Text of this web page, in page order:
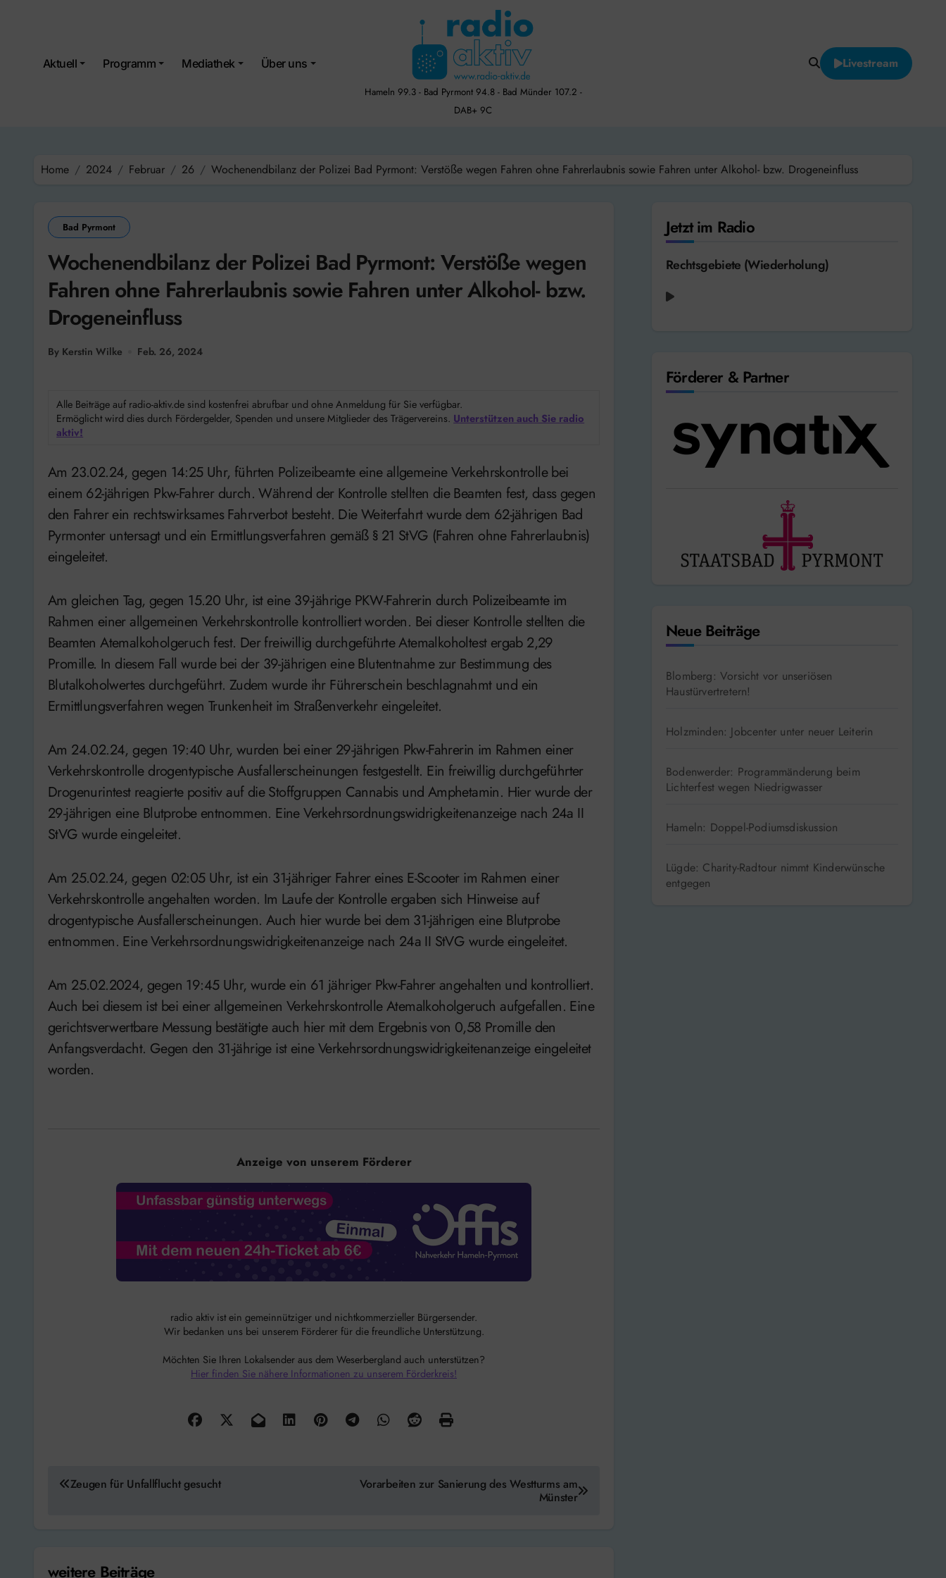
Aktuell Programm Mediathek Über uns
Hameln 99.3 - Bad Pyrmont 94.8 - Bad Münder 107.2 -
DAB+ 9C
Livestream
Home 2024 Februar 26 Wochenendbilanz der Polizei Bad Pyrmont: Verstöße wegen Fahren ohne Fahrerlaubnis sowie Fahren unter Alkohol- bzw. Drogeneinfluss
Bad Pyrmont
Wochenendbilanz der Polizei Bad Pyrmont: Verstöße wegen
Fahren ohne Fahrerlaubnis sowie Fahren unter Alkohol- bzw.
Drogeneinfluss
By Kerstin Wilke Feb. 26, 2024
Alle Beiträge auf radio-aktiv.de sind kostenfrei abrufbar und ohne Anmeldung für Sie verfügbar.
Ermöglicht wird dies durch Fördergelder, Spenden und unsere Mitglieder des Trägervereins. Unterstützen auch Sie radio
aktiv!
Am 23.02.24, gegen 14:25 Uhr, führten Polizeibeamte eine allgemeine Verkehrskontrolle bei
einem 62-jährigen Pkw-Fahrer durch. Während der Kontrolle stellten die Beamten fest, dass gegen
den Fahrer ein rechtswirksames Fahrverbot besteht. Die Weiterfahrt wurde dem 62-jährigen Bad
Pyrmonter untersagt und ein Ermittlungsverfahren gemäß § 21 StVG (Fahren ohne Fahrerlaubnis)
eingeleitet.
Am gleichen Tag, gegen 15.20 Uhr, ist eine 39-jährige PKW-Fahrerin durch Polizeibeamte im
Rahmen einer allgemeinen Verkehrskontrolle kontrolliert worden. Bei dieser Kontrolle stellten die
Beamten Atemalkoholgeruch fest. Der freiwillig durchgeführte Atemalkoholtest ergab 2,29
Promille. In diesem Fall wurde bei der 39-jährigen eine Blutentnahme zur Bestimmung des
Blutalkoholwertes durchgeführt. Zudem wurde ihr Führerschein beschlagnahmt und ein
Ermittlungsverfahren wegen Trunkenheit im Straßenverkehr eingeleitet.
Am 24.02.24, gegen 19:40 Uhr, wurden bei einer 29-jährigen Pkw-Fahrerin im Rahmen einer
Verkehrskontrolle drogentypische Ausfallerscheinungen festgestellt. Ein freiwillig durchgeführter
Drogenurintest reagierte positiv auf die Stoffgruppen Cannabis und Amphetamin. Hier wurde der
29-jährigen eine Blutprobe entnommen. Eine Verkehrsordnungswidrigkeitenanzeige nach 24a II
StVG wurde eingeleitet.
Am 25.02.24, gegen 02:05 Uhr, ist ein 31-jähriger Fahrer eines E-Scooter im Rahmen einer
Verkehrskontrolle angehalten worden. Im Laufe der Kontrolle ergaben sich Hinweise auf
drogentypische Ausfallerscheinungen. Auch hier wurde bei dem 31-jährigen eine Blutprobe
entnommen. Eine Verkehrsordnungswidrigkeitenanzeige nach 24a II StVG wurde eingeleitet.
Am 25.02.2024, gegen 19:45 Uhr, wurde ein 61 jähriger Pkw-Fahrer angehalten und kontrolliert.
Auch bei diesem ist bei einer allgemeinen Verkehrskontrolle Atemalkoholgeruch aufgefallen. Eine
gerichtsverwertbare Messung bestätigte auch hier mit dem Ergebnis von 0,58 Promille den
Anfangsverdacht. Gegen den 31-jährige ist eine Verkehrsordnungswidrigkeitenanzeige eingeleitet
worden.
Anzeige von unserem Förderer
radio aktiv ist ein gemeinnütziger und nichtkommerzieller Bürgersender.
Wir bedanken uns bei unserem Förderer für die freundliche Unterstützung.
Möchten Sie Ihren Lokalsender aus dem Weserbergland auch unterstützen?
Hier finden Sie nähere Informationen zu unserem Förderkreis!
Beitragsnavigation
Zeugen für Unfallflucht gesucht
Vorarbeiten zur Sanierung des Westturms am
Münster
weitere Beiträge
Jetzt im Radio
Rechtsgebiete (Wiederholung)
Förderer & Partner
Neue Beiträge
Blomberg: Vorsicht vor unseriösen
Haustürvertretern!
Holzminden: Jobcenter unter neuer Leiterin
Bodenwerder: Programmänderung beim
Lichterfest wegen Niedrigwasser
Hameln: Doppel-Podiumsdiskussion
Lügde: Charity-Radtour nimmt Kinderwünsche
entgegen